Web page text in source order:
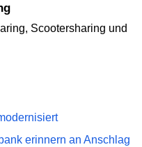
Scootersharing und
erinnern an Anschlag